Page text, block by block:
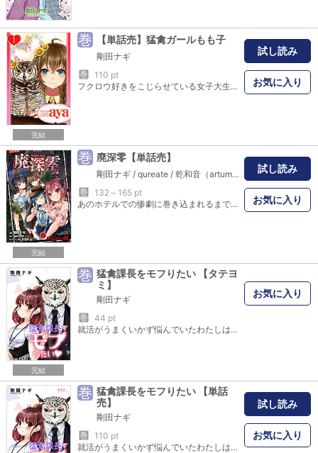
完結
巻 【単話売】猛禽ガールもも子
剛田ナギ
巻
110 pt
フクロウ好きをこじらせている女子大生もも子はふとしたきっかけでご近所のフクロウカフェで働くことに。 あまりの嬉しさに鼻血をだして倒れてしまうのだが――。 （この作品は雑誌「恋愛白書パステル 2017年9月号」に収録されています。重複購入にご注意ください。）
試し読み
お気に入り
完結
巻 廃深零【単話売】
剛田ナギ / qureate / 乾和音（artumph）
巻
132～165 pt
あのホテルでの惨劇に巻き込まれるまでの奈々、梓、美桜たち“4人”の配信活動を描いた青春系ホラー物語。 視聴者数を増やすために始めた禁断の遊びが怪奇現象を引き起こし、彼女たちは翻弄されていく……。 コミカライズにあたりゲーム本編では存在が匂わされていた奈々の友達が登場!?
試し読み
お気に入り
完結
巻 猛禽課長をモフりたい 【タテヨ
ミ】
剛田ナギ
巻
44 pt
就活がうまくいかず悩んでいたわたしはある会社の面接で出会った猛禽類の面接官。 まさかその猛禽課長が直属の上司になるなんて!? 髪についた虫をついばんでくれたり、わたしの鼓動は上昇中～！ ※『猛禽課長をモフりたい』を縦スクロール版に編集した『タテ読み版』です。重複購入にご注意ください。
お気に入り
巻 猛禽課長をモフりたい 【単話
売】
剛田ナギ
巻
110 pt
就活がうまくいかず悩んでいたわたしはある会社の面接で出会った猛禽類の面接官。 まさかその猛禽課長が直属の上司になるなんて!? 髪についた虫をついばんでくれたり、わたしの鼓動は上昇中～！ （この作品は雑誌「Young Love Comic aya 2020年6月号」に収録されています。重複購入にご注意ください。）
試し読み
お気に入り